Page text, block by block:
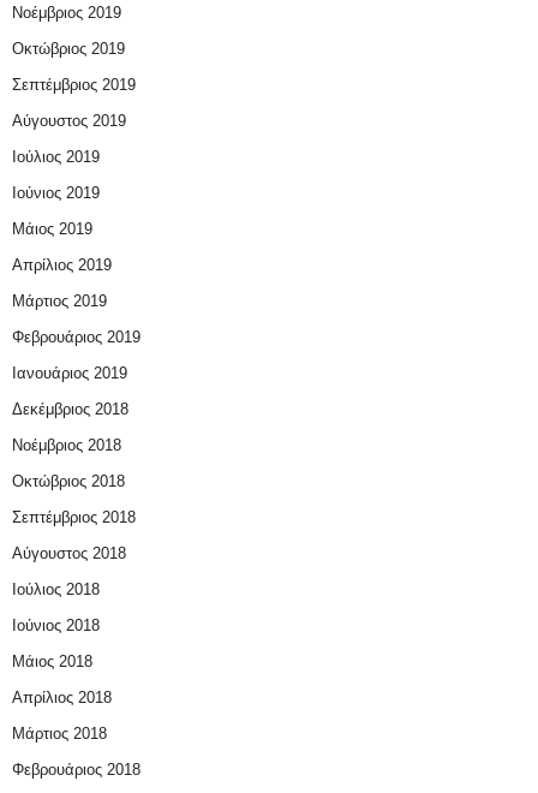
Νοέμβριος 2019
Οκτώβριος 2019
Σεπτέμβριος 2019
Αύγουστος 2019
Ιούλιος 2019
Ιούνιος 2019
Μάιος 2019
Απρίλιος 2019
Μάρτιος 2019
Φεβρουάριος 2019
Ιανουάριος 2019
Δεκέμβριος 2018
Νοέμβριος 2018
Οκτώβριος 2018
Σεπτέμβριος 2018
Αύγουστος 2018
Ιούλιος 2018
Ιούνιος 2018
Μάιος 2018
Απρίλιος 2018
Μάρτιος 2018
Φεβρουάριος 2018